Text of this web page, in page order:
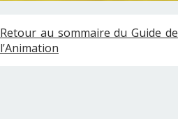
Retour au sommaire du Guide de
l’Animation